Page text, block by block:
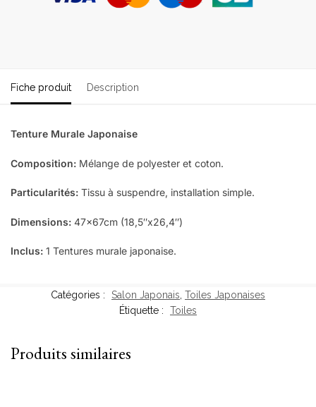
Fiche produit Description
Tenture Murale Japonaise
Composition: Mélange de polyester et coton.
Particularités: Tissu à suspendre, installation simple.
Dimensions: 47x67cm (18,5″x26,4″)
Inclus: 1 Tentures murale japonaise.
Catégories : Salon Japonais Toiles Japonaises
Étiquette :
Toiles
Produits similaires